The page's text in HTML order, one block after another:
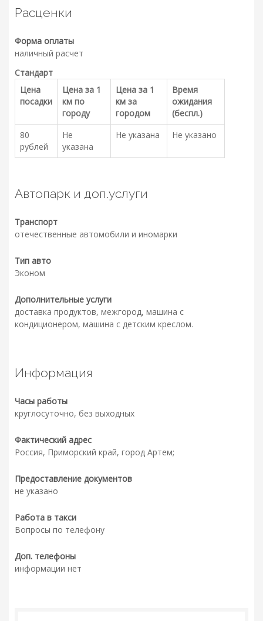
Расценки
Форма оплаты
наличный расчет
Стандарт
Цена
посадки
Цена за 1
км по
городу
Цена за 1
км за
городом
Время
ожидания
(беспл.)
80
рублей
Не
указана
Не указана Не указано
Автопарк и доп.услуги
Транспорт
отечественные автомобили и иномарки
Тип авто
Эконом
Дополнительные услуги
доставка продуктов, межгород, машина с
кондиционером, машина с детским креслом.
Информация
Часы работы
круглосуточно, без выходных
Фактический адрес
Россия, Приморский край, город Артем;
Предоставление документов
не указано
Работа в такси
Вопросы по телефону
Доп. телефоны
информации нет